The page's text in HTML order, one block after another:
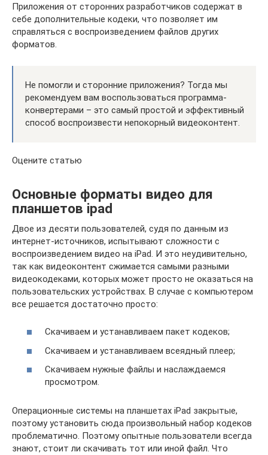
Приложения от сторонних разработчиков содержат в
себе дополнительные кодеки, что позволяет им
справляться с воспроизведением файлов других
форматов.
Не помогли и сторонние приложения? Тогда мы
рекомендуем вам воспользоваться программа-
конвертерами – это самый простой и эффективный
способ воспроизвести непокорный видеоконтент.
Оцените статью
Основные форматы видео для
планшетов ipad
Двое из десяти пользователей, судя по данным из
интернет-источников, испытывают сложности с
воспроизведением видео на iPad. И это неудивительно,
так как видеоконтент сжимается самыми разными
видеокодеками, которых может просто не оказаться на
пользовательских устройствах. В случае с компьютером
все решается достаточно просто:
Скачиваем и устанавливаем пакет кодеков;
Скачиваем и устанавливаем всеядный плеер;
Скачиваем нужные файлы и наслаждаемся
просмотром.
Операционные системы на планшетах iPad закрытые,
поэтому установить сюда произвольный набор кодеков
проблематично. Поэтому опытные пользователи всегда
знают, стоит ли скачивать тот или иной файл. Что